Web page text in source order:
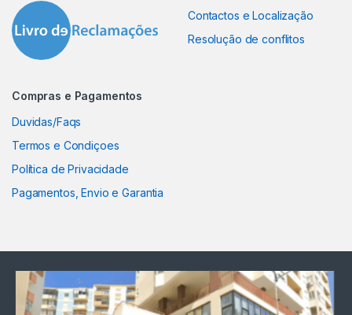
Contactos e Localização
Resolução de conflitos
Compras e Pagamentos
Duvidas/Faqs
Termos e Condiçoes
Política de Privacidade
Pagamentos, Envio e Garantia